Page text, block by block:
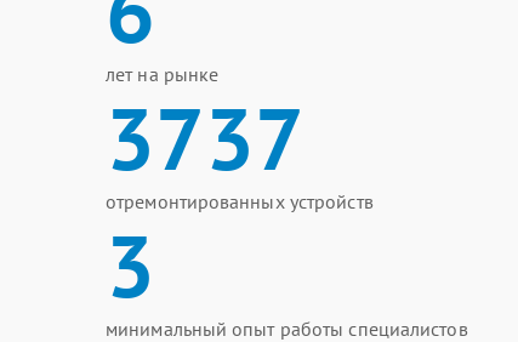
лет на рынке
3737
отремонтированных устройств
3
минимальный опыт работы специалистов